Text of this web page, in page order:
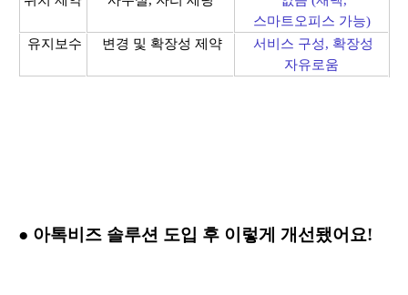
스마트오피스 가능)
유지보수
변경 및 확장성 제약
서비스 구성, 확장성
자유로움
● 아톡비즈 솔루션 도입 후 이렇게 개선됐어요!